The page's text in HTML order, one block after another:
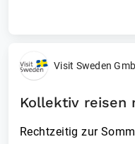
Visit Sweden
Kollektiv reisen
Rechtzeitig zur